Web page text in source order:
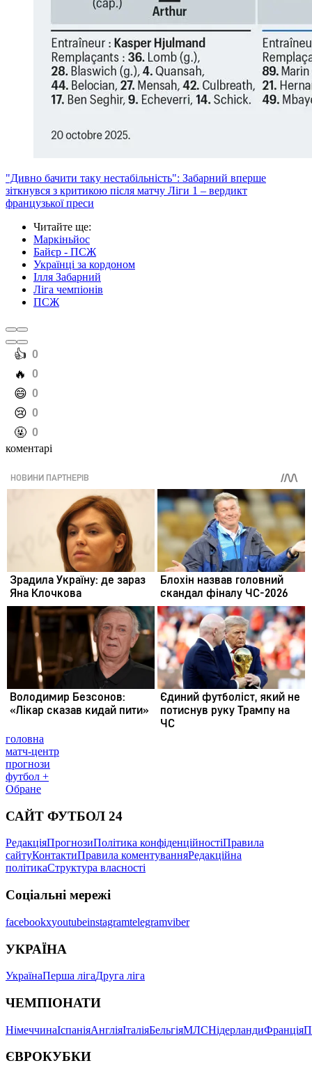
"Дивно бачити таку нестабільність": Забарний вперше
зіткнувся з критикою після матчу Ліги 1 – вердикт
французької преси
Читайте ще:
Маркіньйос
Байєр - ПСЖ
Українці за кордоном
Ілля Забарний
Ліга чемпіонів
ПСЖ
️👍 0
️🔥 0
️😄 0
️😢 0
️🤬 0
коментарі
головна
матч-центр
прогнози
футбол +
Обране
САЙТ ФУТБОЛ 24
РедакціяПрогнозиПолітика конфіденційностіПравила
сайтуКонтактиПравила коментуванняРедакційна
політикаСтруктура власності
Соціальні мережі
facebookxyoutubeinstagramtelegramviber
УКРАЇНА
УкраїнаПерша лігаДруга ліга
ЧЕМПІОНАТИ
НімеччинаІспаніяАнгліяІталіяБельгіяМЛСНідерландиФранція
ЄВРОКУБКИ